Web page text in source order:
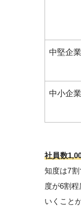
中堅企
中小企
社員数
知度は7
度が6割
いくこと